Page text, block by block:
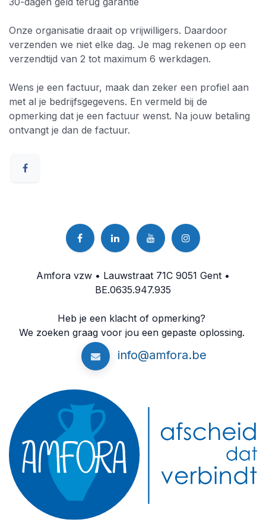
Onze organisatie draait op vrijwilligers. Daardoor
verzenden we niet elke dag. Je mag rekenen op een
verzendtijd van 2 tot maximum 6 werkdagen.
Wens je een factuur, maak dan zeker een profiel aan
met al je bedrijfsgegevens. En vermeld bij de
opmerking dat je een factuur wenst. Na jouw betaling
ontvangt je dan de factuur.
Amfora vzw • Lauwstraat 71C 9051 Gent •
BE.0635.947.935
Heb je een klacht of opmerking?
We zoeken graag voor jou een gepaste oplossing.
info@amfora.be